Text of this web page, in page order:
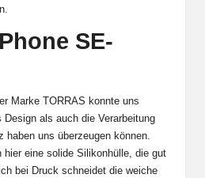
SE-
Marke TORRAS konnte uns
Design als auch die Verarbeitung
haben uns überzeugen können.
hier eine solide Silikonhülle, die gut
bei Druck schneidet die weiche